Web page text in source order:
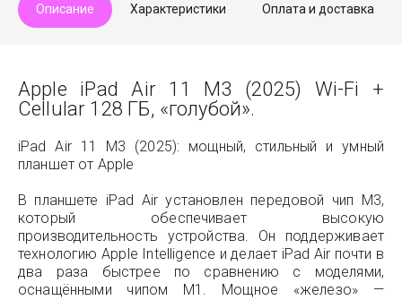
Описание Характеристики Оплата и доставка
Apple iPad Air 11 M3 (2025) Wi-Fi +
Cellular 128 ГБ, «голубой».
iPad Air 11 M3 (2025): мощный, стильный и умный
планшет от Apple
В планшете iPad Air установлен передовой чип M3,
который обеспечивает высокую
производительность устройства. Он поддерживает
технологию Apple Intelligence и делает iPad Air почти в
два раза быстрее по сравнению с моделями,
оснащёнными чипом M1. Мощное «железо» —